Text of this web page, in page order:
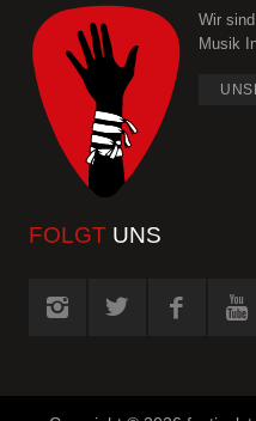
Wir
Musik
FOLGT UNS